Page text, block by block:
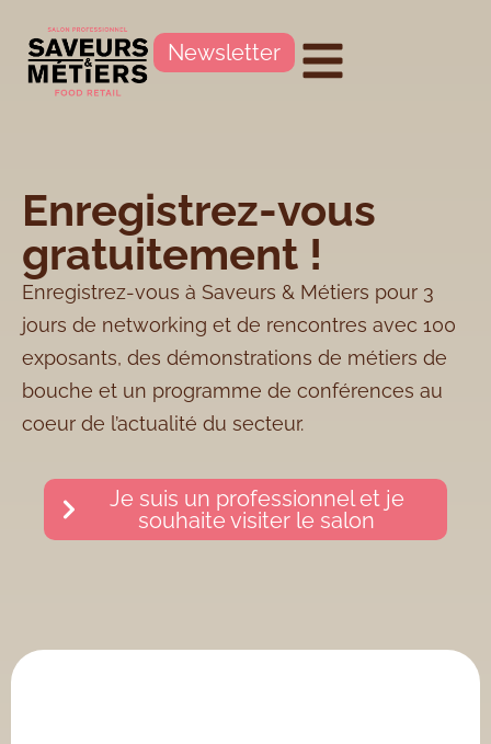
Newsletter
Enregistrez-vous
gratuitement !
Enregistrez-vous à Saveurs & Métiers pour 3
jours de networking et de rencontres avec 100
exposants, des démonstrations de métiers de
bouche et un programme de conférences au
coeur de l’actualité du secteur.
Je suis un professionnel et je
souhaite visiter le salon